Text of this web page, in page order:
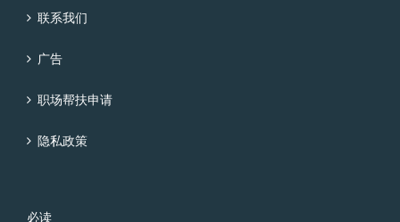
联系我们
广告
职场帮扶申请
隐私政策
必读